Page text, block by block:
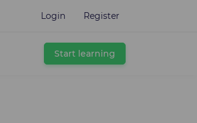
Login Register
Start learning